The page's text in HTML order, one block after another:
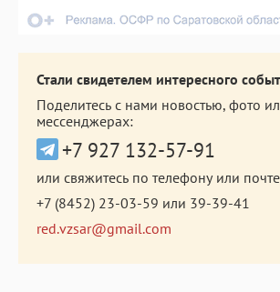
Стали свидетелем интересного
Поделитесь с нами новостью, фото
мессенджерах:
+7 927 132-57-91
или свяжитесь по телефону или почте
+7 (8452) 23-03-59 или 39-39-41
red.vzsar@gmail.com